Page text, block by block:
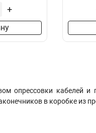
+
опрессовки кабелей и
в коробке из